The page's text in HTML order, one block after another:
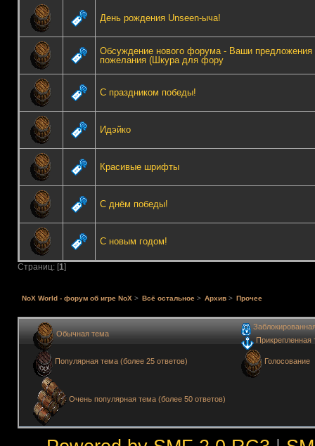
День рождения Unseen-ыча!
Обсуждение нового форума - Ваши предложения
пожелания (Шкура для фору
С праздником победы!
Идэйко
Красивые шрифты
С днём победы!
С новым годом!
Страниц: [1]
NoX World - форум об игре NoX> Всё остальное > Архив > Прочее
Обычная тема
Популярная тема (более 25 ответов)
Очень популярная тема (более 50 ответов)
Прикрепленная
Голосование